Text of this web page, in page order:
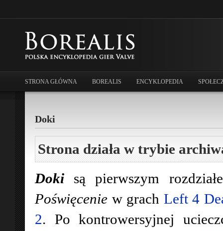
STRONA GŁÓWNA BOREALIS ENCYKLOPEDIA
Doki
Strona działa w trybie
Doki są pierwszym
Poświęcenie w grach Left 4
2. Po kontrowersyjnej